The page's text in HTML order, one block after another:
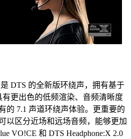
DTS 的全新版环绕声，拥有基于
更出色的低频渲染、音频清晰度
的 7.1 声道环绕声体验。更重要的
以区分近场和远场音频，能够更加
VO!CE 和 DTS Headphone:X 2.0